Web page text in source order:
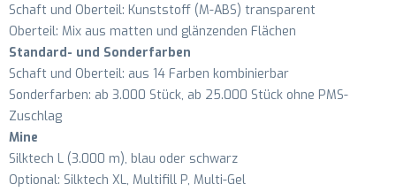
Schaft und Oberteil: Kunststoff (M-ABS) transparent
Oberteil: Mix aus matten und glänzenden Flächen
Standard- und Sonderfarben
Schaft und Oberteil: aus 14 Farben kombinierbar
Sonderfarben: ab 3.000 Stück, ab 25.000 Stück ohne PMS-
Zuschlag
Mine
Silktech L (3.000 m), blau oder schwarz
Optional: Silktech XL, Multifill P, Multi-Gel